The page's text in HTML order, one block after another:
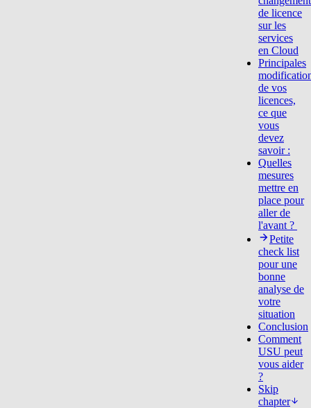
de licence
sur les
services
en Cloud
Principales
de vos
licences,
ce que
vous
devez
savoir :
Quelles
mesures
mettre en
place pour
aller de
l'avant ?
Petite
check list
pour une
bonne
analyse de
votre
situation
Conclusion
Comment
USU peut
vous aider
?
Skip
chapter